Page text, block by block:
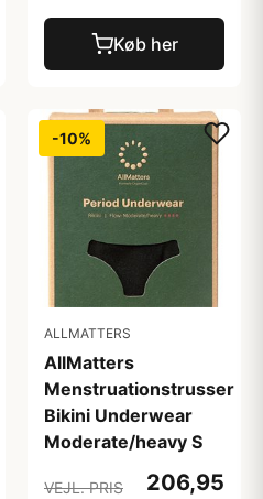
Køb her
-10%
ALLMATTERS
AllMatters
Menstruationstrusser
Bikini Underwear
Moderate/heavy S
VEJL. PRIS
206,95